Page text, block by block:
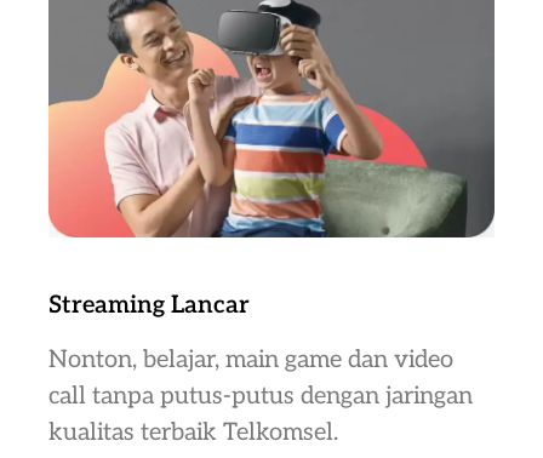
Streaming Lancar
Nonton, belajar, main game dan video
call tanpa putus-putus dengan jaringan
kualitas terbaik Telkomsel.